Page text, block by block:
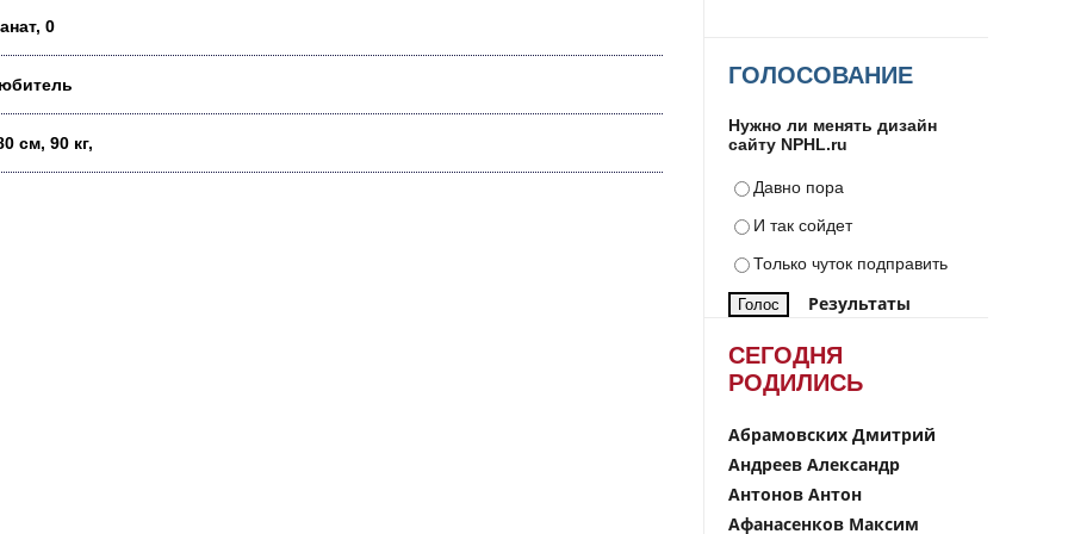
0
см, 90 кг,
ГОЛОСОВАНИЕ
Нужно ли менять дизайн
сайту NPHL.ru
Давно пора
И так сойдет
Только чуток подправить
Результаты
СЕГОДНЯ
РОДИЛИСЬ
Абрамовских Дмитрий
Андреев Александр
Антонов Антон
Афанасенков Максим